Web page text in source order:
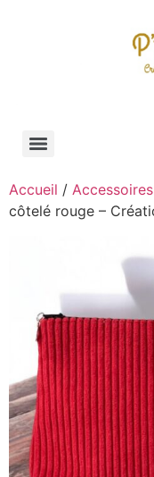
Accueil / Accessoires
côtelé rouge –